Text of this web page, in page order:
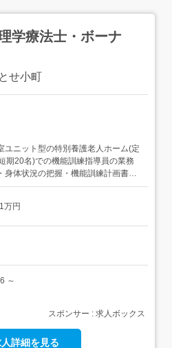
学療法士・ボーナ
せ小町
ユニット型の特別養護老人ホーム(定
期20名)での機能訓練指導員の業務
身体状況の把握・機能訓練計画書の
実施・機能訓練実施後の評価、中間
議への参加 【経験・資格】<応募要
万円
～
スポンサー : 求人ボックス
詳細を見る